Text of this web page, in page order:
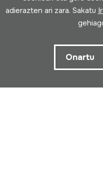
Harpidetu zaitez
adierazten ari zara. Sakatu
Onartu